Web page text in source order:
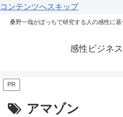
コンテンツへスキップ
桑野一哉がぼっちで研究する人の感性に
感性ビジネ
PR
アマゾン